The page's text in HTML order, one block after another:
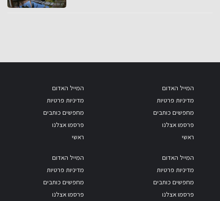
המייל האדום
מדיניות פרטיות
מחפשים כותבים
פרסמו אצלנו
ראשי
המייל האדום
מדיניות פרטיות
מחפשים כותבים
פרסמו אצלנו
ראשי
המייל האדום
מדיניות פרטיות
מחפשים כותבים
פרסמו אצלנו
המייל האדום
מדיניות פרטיות
מחפשים כותבים
פרסמו אצלנו